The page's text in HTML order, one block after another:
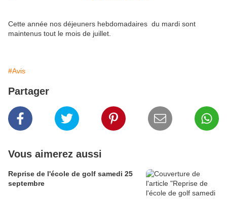
Cette année nos déjeuners hebdomadaires du mardi sont
maintenus tout le mois de juillet.
#Avis
Partager
Vous aimerez aussi
Reprise de l'école de golf samedi 25
septembre